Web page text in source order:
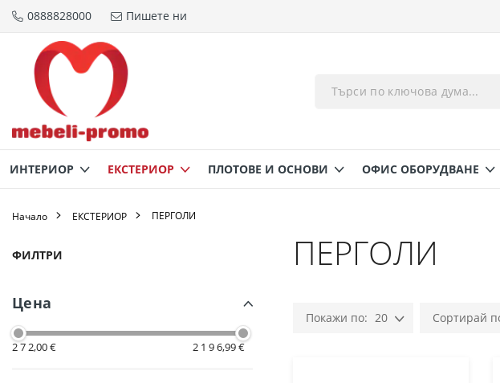
Прескачане
съдържанието
0888828000 Пишете ни
ИНТЕРИОР ЕКСТЕРИОР ПЛОТОВЕ И ОСНОВИ ОФИС ОБОРУДВАНЕ
Начало ЕКСТЕРИОР ПЕРГОЛИ
ПЕРГОЛИ
20
по
ФИЛТРИ
Цена
2 7 2,00 € 2 1 9 6,99 €